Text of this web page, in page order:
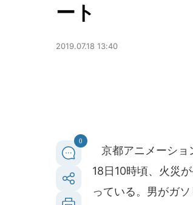
ート
2019.07.18 13:40
0
京都アニメーショ
18日10時頃、火災
っている。男がガ